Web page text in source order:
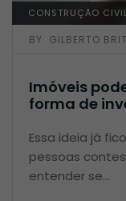
CONSTRUÇÃO
BY: GILBERTO
Imóveis
forma de
Essa ideia já
pessoas
entender se…